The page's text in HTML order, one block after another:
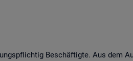
Beschäftigte. Aus dem